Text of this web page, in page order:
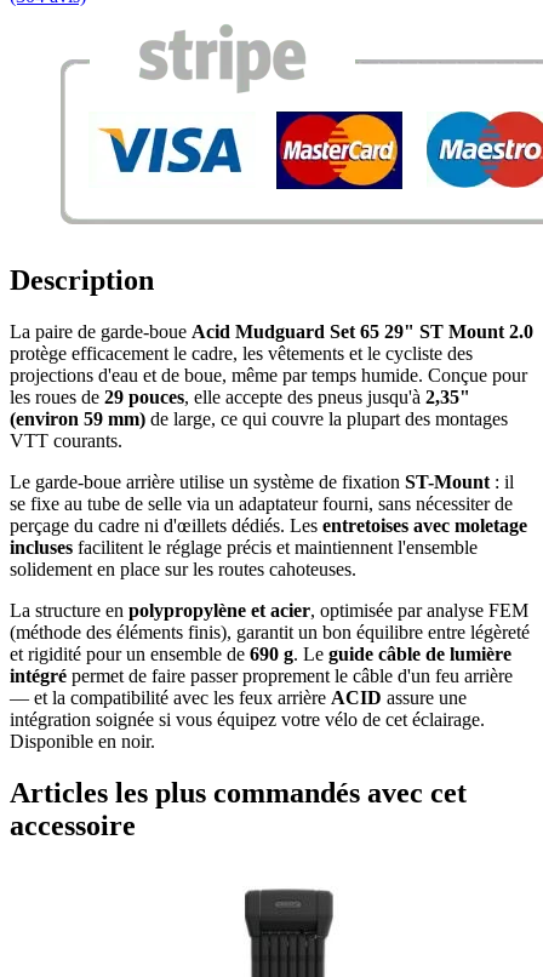
Description
La paire de garde-boue Acid Mudguard Set 65 29" ST Mount 2.0
protège efficacement le cadre, les vêtements et le cycliste des
projections d'eau et de boue, même par temps humide. Conçue pour
les roues de 29 pouces, elle accepte des pneus jusqu'à 2,35"
(environ 59 mm) de large, ce qui couvre la plupart des montages
VTT courants.
Le garde-boue arrière utilise un système de fixation ST-Mount : il
se fixe au tube de selle via un adaptateur fourni, sans nécessiter de
perçage du cadre ni d'œillets dédiés. Les entretoises avec moletage
incluses facilitent le réglage précis et maintiennent l'ensemble
solidement en place sur les routes cahoteuses.
La structure en polypropylène et acier, optimisée par analyse FEM
(méthode des éléments finis), garantit un bon équilibre entre légèreté
et rigidité pour un ensemble de 690 g. Le guide câble de lumière
intégré permet de faire passer proprement le câble d'un feu arrière
— et la compatibilité avec les feux arrière ACID assure une
intégration soignée si vous équipez votre vélo de cet éclairage.
Disponible en noir.
Articles les plus commandés avec cet
accessoire